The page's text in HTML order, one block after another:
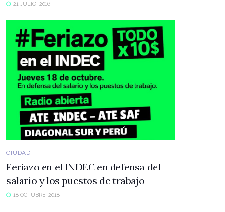
21 JULIO, 2016
CIUDAD
Feriazo en el INDEC en defensa del
salario y los puestos de trabajo
18 OCTUBRE, 2018